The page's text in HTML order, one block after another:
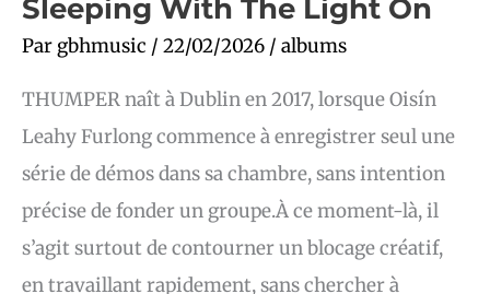
Sleeping With The Light On
Par gbhmusic / 22/02/2026 / albums
THUMPER naît à Dublin en 2017, lorsque Oisín
Leahy Furlong commence à enregistrer seul une
série de démos dans sa chambre, sans intention
précise de fonder un groupe.À ce moment-là, il
s’agit surtout de contourner un blocage créatif,
en travaillant rapidement, sans chercher à